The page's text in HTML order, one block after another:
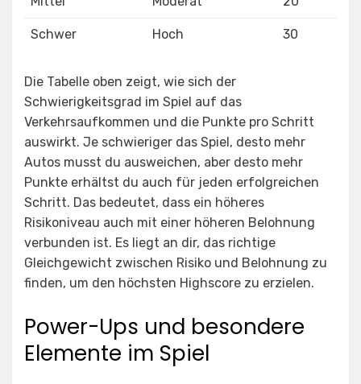
Schwer Hoch 30
Die Tabelle oben zeigt, wie sich der
Schwierigkeitsgrad im Spiel auf das
Verkehrsaufkommen und die Punkte pro Schritt
auswirkt. Je schwieriger das Spiel, desto mehr
Autos musst du ausweichen, aber desto mehr
Punkte erhältst du auch für jeden erfolgreichen
Schritt. Das bedeutet, dass ein höheres
Risikoniveau auch mit einer höheren Belohnung
verbunden ist. Es liegt an dir, das richtige
Gleichgewicht zwischen Risiko und Belohnung zu
finden, um den höchsten Highscore zu erzielen.
Power-Ups und besondere
Elemente im Spiel